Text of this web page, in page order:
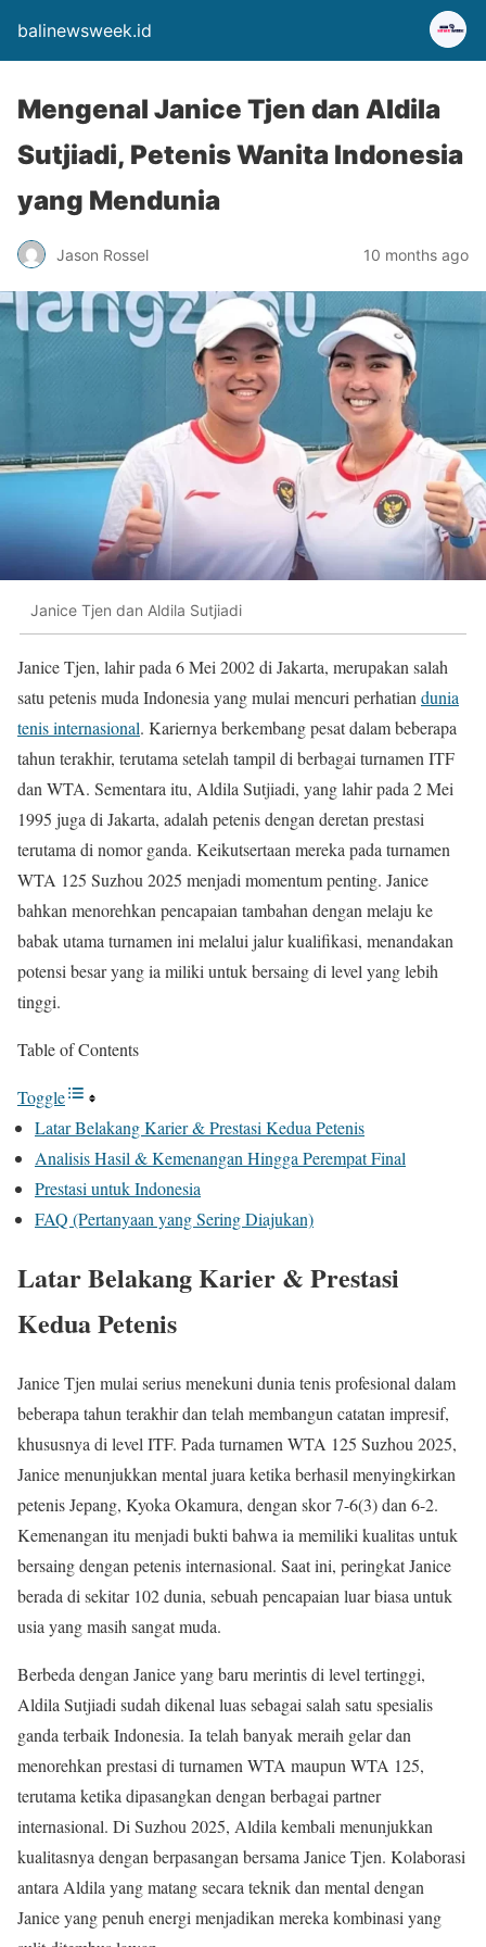
balinewsweek.id
Mengenal Janice Tjen dan Aldila
Sutjiadi, Petenis Wanita Indonesia
yang Mendunia
Jason Rossel 10 months ago
Janice Tjen dan Aldila Sutjiadi
Janice Tjen, lahir pada 6 Mei 2002 di Jakarta, merupakan salah
satu petenis muda Indonesia yang mulai mencuri perhatian dunia
tenis internasional. Kariernya berkembang pesat dalam beberapa
tahun terakhir, terutama setelah tampil di berbagai turnamen ITF
dan WTA. Sementara itu, Aldila Sutjiadi, yang lahir pada 2 Mei
1995 juga di Jakarta, adalah petenis dengan deretan prestasi
terutama di nomor ganda. Keikutsertaan mereka pada turnamen
WTA 125 Suzhou 2025 menjadi momentum penting. Janice
bahkan menorehkan pencapaian tambahan dengan melaju ke
babak utama turnamen ini melalui jalur kualifikasi, menandakan
potensi besar yang ia miliki untuk bersaing di level yang lebih
tinggi.
Table of Contents
Toggle
Latar Belakang Karier & Prestasi Kedua Petenis
Analisis Hasil & Kemenangan Hingga Perempat Final
Prestasi untuk Indonesia
FAQ (Pertanyaan yang Sering Diajukan)
Latar Belakang Karier & Prestasi
Kedua Petenis
Janice Tjen mulai serius menekuni dunia tenis profesional dalam
beberapa tahun terakhir dan telah membangun catatan impresif,
khususnya di level ITF. Pada turnamen WTA 125 Suzhou 2025,
Janice menunjukkan mental juara ketika berhasil menyingkirkan
petenis Jepang, Kyoka Okamura, dengan skor 7-6(3) dan 6-2.
Kemenangan itu menjadi bukti bahwa ia memiliki kualitas untuk
bersaing dengan petenis internasional. Saat ini, peringkat Janice
berada di sekitar 102 dunia, sebuah pencapaian luar biasa untuk
usia yang masih sangat muda.
Berbeda dengan Janice yang baru merintis di level tertinggi,
Aldila Sutjiadi sudah dikenal luas sebagai salah satu spesialis
ganda terbaik Indonesia. Ia telah banyak meraih gelar dan
menorehkan prestasi di turnamen WTA maupun WTA 125,
terutama ketika dipasangkan dengan berbagai partner
internasional. Di Suzhou 2025, Aldila kembali menunjukkan
kualitasnya dengan berpasangan bersama Janice Tjen. Kolaborasi
antara Aldila yang matang secara teknik dan mental dengan
Janice yang penuh energi menjadikan mereka kombinasi yang